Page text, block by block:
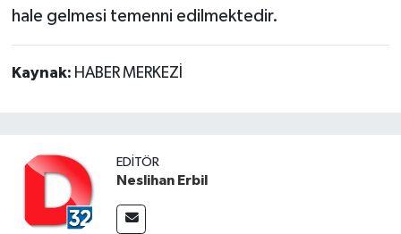
hale gelmesi temenni edilmektedir.
Kaynak: HABER MERKEZİ
EDITÖR
Neslihan Erbil